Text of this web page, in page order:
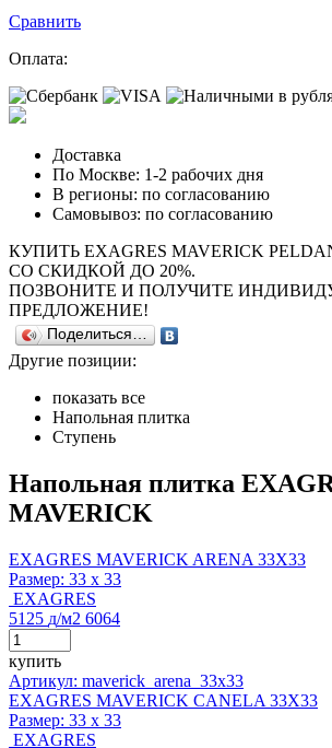
Сравнить
Оплата:
Доставка
По Москве: 1-2 рабочих дня
В регионы: по согласованию
Самовывоз: по согласованию
КУПИТЬ EXAGRES MAVERICK
СО СКИДКОЙ ДО 20%.
ПОЗВОНИТЕ И ПОЛУЧИТЕ
ПРЕДЛОЖЕНИЕ!
Поделиться…
Другие позиции:
показать все
Напольная плитка
Ступень
Напольная плитка
MAVERICK
EXAGRES MAVERICK ARENA 33X33
Размер: 33 x 33
EXAGRES
5125 д/м2 6064
купить
Артикул: maverick_arena_33x33
EXAGRES MAVERICK CANELA 33X33
Размер: 33 x 33
EXAGRES